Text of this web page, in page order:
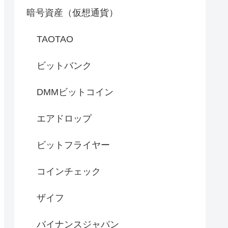
暗号資産（仮想通貨）
TAOTAO
ビットバンク
DMMビットコイン
エアドロップ
ビットフライヤー
コインチェック
ザイフ
バイナンスジャパン